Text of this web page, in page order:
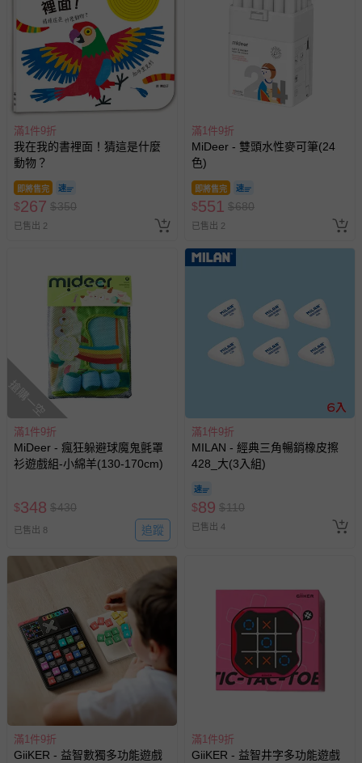
滿1件9折
我在我的書裡面！猜這是什麼
動物？
即將售完
$267 $350
已售出 2
滿1件9折
MiDeer - 雙頭水性麥可筆(24
色)
即將售完
$551 $680
已售出 2
搶購一空
滿1件9折
MiDeer - 瘋狂躲避球魔鬼氈罩
衫遊戲組-小綿羊(130-170cm)
$348 $430
已售出 8 追蹤
滿1件9折
MILAN - 經典三角暢銷橡皮擦
428_大(3入組)
$89 $110
已售出 4
滿1件9折
GiiKER - 益智數獨多功能遊戲
滿1件9折
GiiKER - 益智井字多功能遊戲